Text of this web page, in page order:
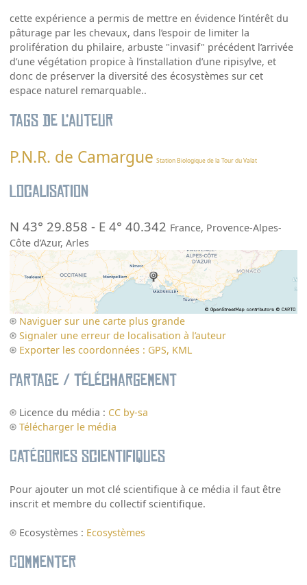
cette expérience a permis de mettre en évidence l’intérêt du
pâturage par les chevaux, dans l’espoir de limiter la
prolifération du philaire, arbuste "invasif" précédent l’arrivée
d’une végétation propice à l’installation d’une ripisylve, et
donc de préserver la diversité des écosystèmes sur cet
espace naturel remarquable..
Tags de l’auteur
P.N.R. de Camargue Station Biologique de la Tour du Valat
Localisation
N 43° 29.858 - E 4° 40.342 France, Provence-Alpes-
Côte d’Azur,Arles
Naviguer sur une carte plus grande
Signaler une erreur de localisation à l’auteur
Exporter les coordonnées : GPS, KML
Partage / Téléchargement
Licence du média : CC by-sa
Télécharger le média
Catégories scientifiques
Pour ajouter un mot clé scientifique à ce média il faut être
inscrit et membre du collectif scientifique.
Ecosystèmes : Ecosystèmes
Commenter